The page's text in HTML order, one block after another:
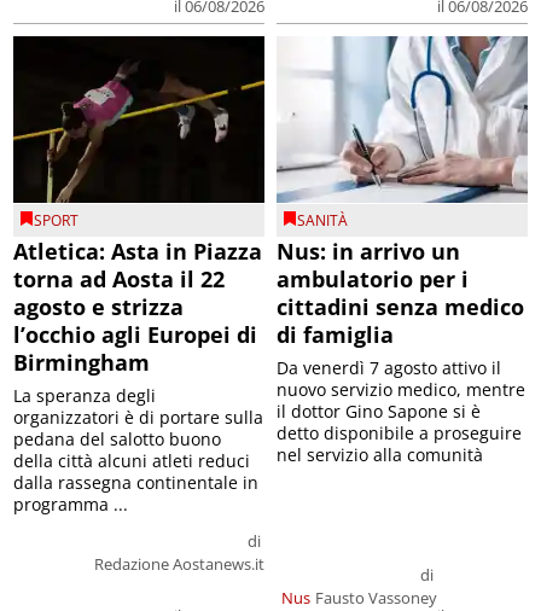
il 06/08/2026
il 06/08/2026
SPORT
Atletica: Asta in Piazza
torna ad Aosta il 22
agosto e strizza
l’occhio agli Europei di
Birmingham
di
Redazione Aostanews.it
La speranza degli
organizzatori è di portare sulla
pedana del salotto buono
della città alcuni atleti reduci
dalla rassegna continentale in
programma ...
SANITÀ
Nus: in arrivo un
ambulatorio per i
cittadini senza medico
di famiglia
Nus
di
Fausto Vassoney
Da venerdì 7 agosto attivo il
nuovo servizio medico, mentre
il dottor Gino Sapone si è
detto disponibile a proseguire
nel servizio alla comunità